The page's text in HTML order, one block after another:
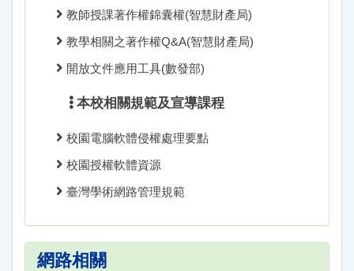
教師授課著作權錦囊權(智慧財產局)
教學相關之著作權Q&A(智慧財產局)
開放文件應用工具(數發部)
本校相關規範及宣導課程
校園電腦軟體侵權處理要點
校園授權軟體資源
臺灣學術網路管理規範
網路相關